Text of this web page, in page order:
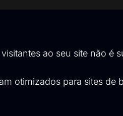
ao seu site não é
otimizados para sites de